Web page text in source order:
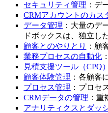
セキュリティ管理 ：デ
CRMアカウントのカス
データ管理 ：大量のデ
ドボックスは、独立し
顧客とのやりとり
：顧
業務プロセスの自動化
見積支援ツール（CPQ）
顧客体験管理 ：各顧客
プロセス管理 ：プロセ
CRMデータの管理 ：
アナリティクスとダッ